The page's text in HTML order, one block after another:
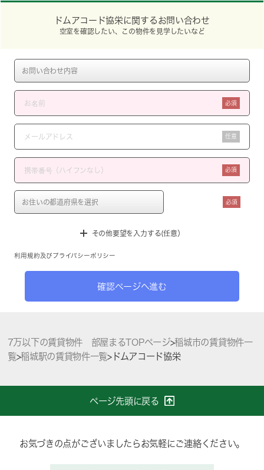
ドムアコード協栄に関するお問い合わせ
空室を確認したい、この物件を見学したいなど
必須
任意
必須
必須
その他要望を入力する(任意）
利用規約 及び プライバシーポリシー
確認ページへ進む
7万以下の賃貸物件 部屋まるTOPページ>稲城市の賃貸物件一
覧>稲城駅の賃貸物件一覧>ドムアコード協栄
ページ先頭に戻る
お気づきの点がございましたらお気軽にご連絡ください。